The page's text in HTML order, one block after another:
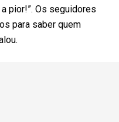
pior!”. Os seguidores
para saber quem